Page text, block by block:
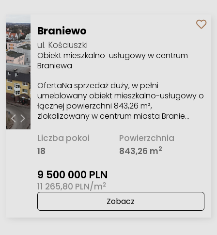
Braniewo
ul. Kościuszki
Obiekt mieszkalno-usługowy w centrum
Braniewa
OfertaNa sprzedaż duży, w pełni
umeblowany obiekt mieszkalno-usługowy o
łącznej powierzchni 843,26 m²,
zlokalizowany w centrum miasta Branie…
Liczba pokoi
18
Powierzchnia
843,26 m2
9 500 000 PLN
11 265,80 PLN/m2
Zobacz